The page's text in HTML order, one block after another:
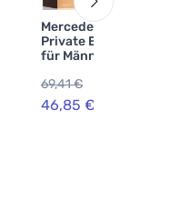
Mercedes-Benz Man
Private Eau de Parfum
für Männer 100 ml
69,41 €
46,85 €